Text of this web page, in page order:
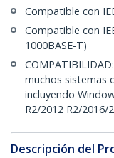
Compatible con
Compatible con
1000BASE-T)
muchos sistemas
incluyendo
R2/2012 R2/2016/
Descripción del